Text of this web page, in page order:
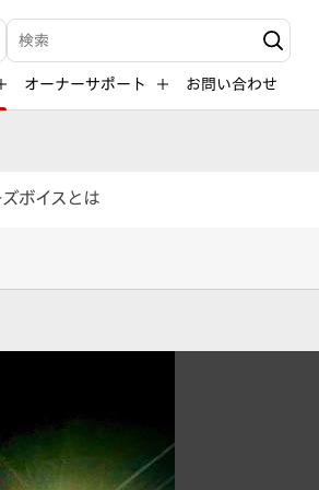
検索キーワード入力
オーナーサポート お問い合わせ
ボイスとは